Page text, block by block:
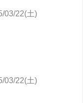
03/22(土)
03/22(土)